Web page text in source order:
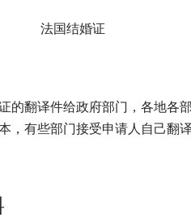
证
的翻译件给政府部门，各地各
，有些部门接受申请人自己翻